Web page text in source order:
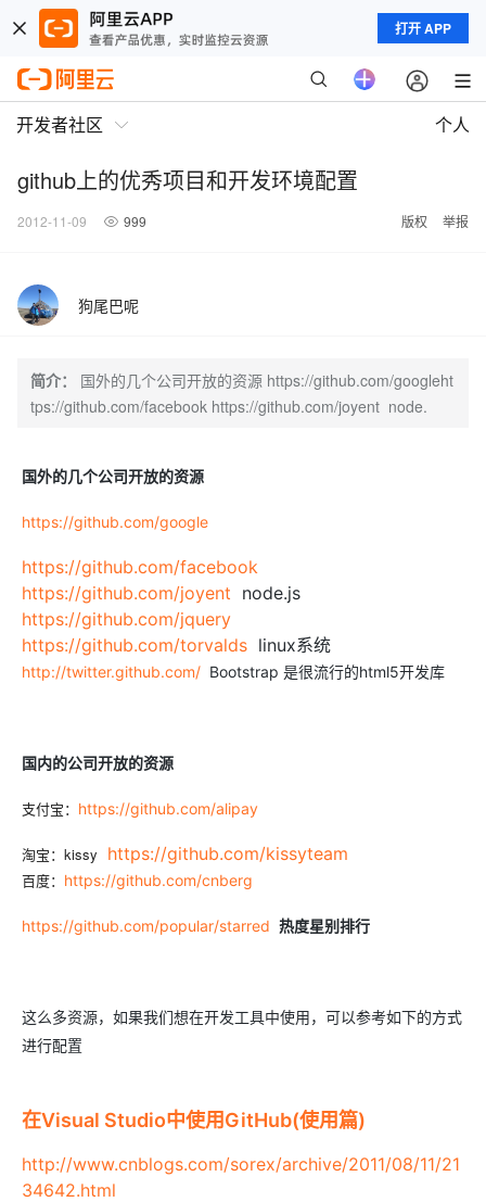
打开 APP
开发者社区 个人
github上的优秀项目和开发环境配置
2012-11-09 999 版权 举报
狗尾巴呢
简介：
国外的几个公司开放的资源 https://github.com/googleht
tps://github.com/facebook https://github.com/joyent node.
国外的几个公司开放的资源
https://github.com/google
https://github.com/facebook
https://github.com/joyent node.js
https://github.com/jquery
https://github.com/torvalds linux系统
http://twitter.github.com/ Bootstrap 是很流行的html5开发库
国内的公司开放的资源
支付宝： https://github.com/alipay
淘宝：kissy https://github.com/kissyteam
百度： https://github.com/cnberg
https://github.com/popular/starred 热度星别排行
这么多资源，如果我们想在开发工具中使用，可以参考如下的方式
进行配置
在Visual Studio中使用GitHub(使用篇)
http://www.cnblogs.com/sorex/archive/2011/08/11/21
34642.html